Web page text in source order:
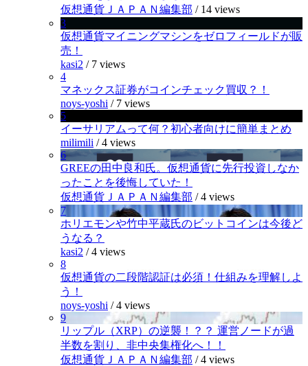
仮想通貨ＪＡＰＡＮ編集部 / 14 views
3
仮想通貨マイニングマシンをゼロフィールドが販
売！
kasi2 / 7 views
4
マネックス証券がコインチェック買収？！
noys-yoshi / 7 views
5
イーサリアムって何？初心者向けに簡単まとめ
milimili /4 views
6
GREEの田中良和氏。仮想通貨に先行投資しなか
ったことを後悔していた！
仮想通貨ＪＡＰＡＮ編集部 /4 views
7
ホリエモンや竹中平蔵氏のビットコインは今後ど
うなる？
kasi2 /4 views
8
仮想通貨の二段階認証は必須！仕組みを理解しよ
う！
noys-yoshi /4 views
9
リップル（XRP）の逆襲！？？ 運営ノードが過
半数を割り、非中央集権化へ！！
仮想通貨ＪＡＰＡＮ編集部 /4 views